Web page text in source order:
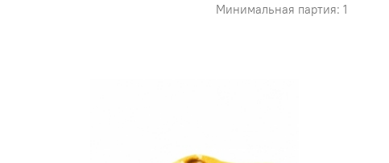
Минимальная партия: 1